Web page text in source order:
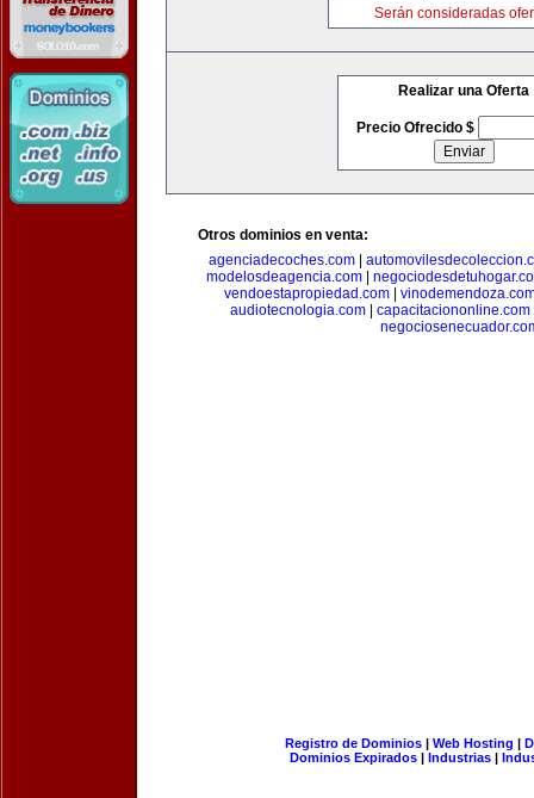
Serán consideradas
Realizar una Oferta
Precio Ofrecido $
Otros dominios en venta:
agenciadecoches.com
modelosdeagencia.com
vendoestapropiedad.com|
audiotecnologia.com
capacitaciononline.com
Registro de Dominios| Web Hosting |
Dominios Expirados | Industrias |